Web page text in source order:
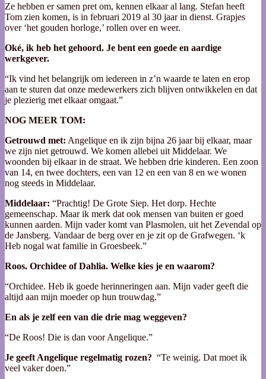
Ze hebben er samen pret om, kennen elkaar al lang. Stefan heeft
Tom zien komen, is in februari 2019 al 30 jaar in dienst. Grapjes
over ‘het gouden horloge,’ rollen over en weer.
Oké, ik heb het gehoord. Je bent een goede en aardige
werkgever.
“Ik vind het belangrijk om iedereen in z’n waarde te laten en erop
aan te sturen dat onze medewerkers zich blijven ontwikkelen en dat
je plezierig met elkaar omgaat.”
NOG MEER TOM:
Getrouwd met: Angelique en ik zijn bijna 26 jaar bij elkaar, maar
we zijn niet getrouwd. We komen allebei uit Middelaar. We
woonden bij elkaar in de straat. We hebben drie kinderen. Een zoon
van 14, en twee dochters, een van 12 en een van 8 en we wonen
nog steeds in Middelaar.
Middelaar: “Prachtig! De Grote Siep. Het dorp. Hechte
gemeenschap. Maar ik merk dat ook mensen van buiten er goed
kunnen aarden. Mijn vader komt van Plasmolen, uit het Zevendal op
de Jansberg. Vandaar de berg over en je zit op de Grafwegen. ‘k
Heb nogal wat familie in Groesbeek.”
Roos. Orchidee of Dahlia. Welke kies je en waarom?
“Orchidee. Heb ik goede herinneringen aan. Mijn vader geeft die
altijd aan mijn moeder op hun trouwdag.”
En als je zelf een van die drie mag weggeven?
“De Roos! Die is dan voor Angelique.”
Je geeft Angelique regelmatig rozen? “Te weinig. Dat moet ik
veel vaker doen.”